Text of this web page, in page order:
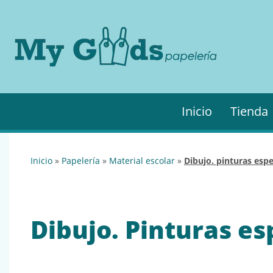
confianza.
Podrás
encontrar
todo lo
para tu
Inicio Tienda
inicio » papelería » material escolar » dibujo. pinturas
Dibujo. Pinturas